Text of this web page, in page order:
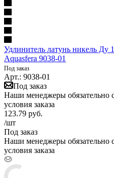
Удлинитель латунь никель
Aquasfera 9038-01
Под заказ
Арт.: 9038-01
Под заказ
Наши менеджеры обязательно
условия заказа
123.79 руб.
/шт
Под заказ
Наши менеджеры обязательно
условия заказа